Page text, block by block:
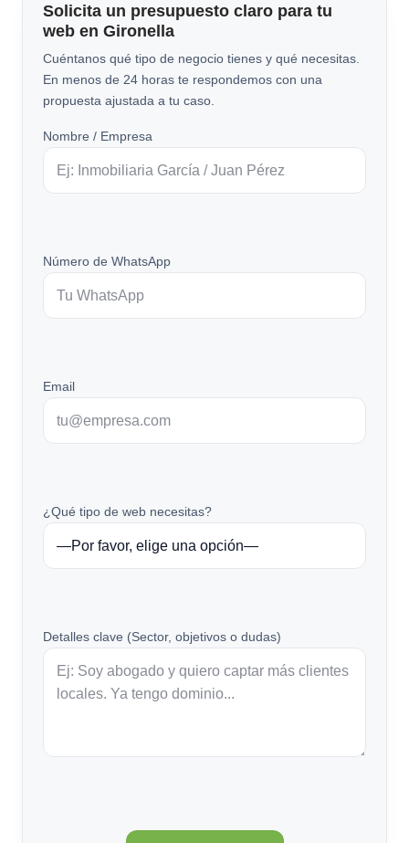
Solicita un presupuesto claro para tu
web en Gironella
Cuéntanos qué tipo de negocio tienes y qué necesitas.
En menos de 24 horas te respondemos con una
propuesta ajustada a tu caso.
Nombre / Empresa
Número de WhatsApp
Email
¿Qué tipo de web necesitas?
Detalles clave (Sector, objetivos o dudas)